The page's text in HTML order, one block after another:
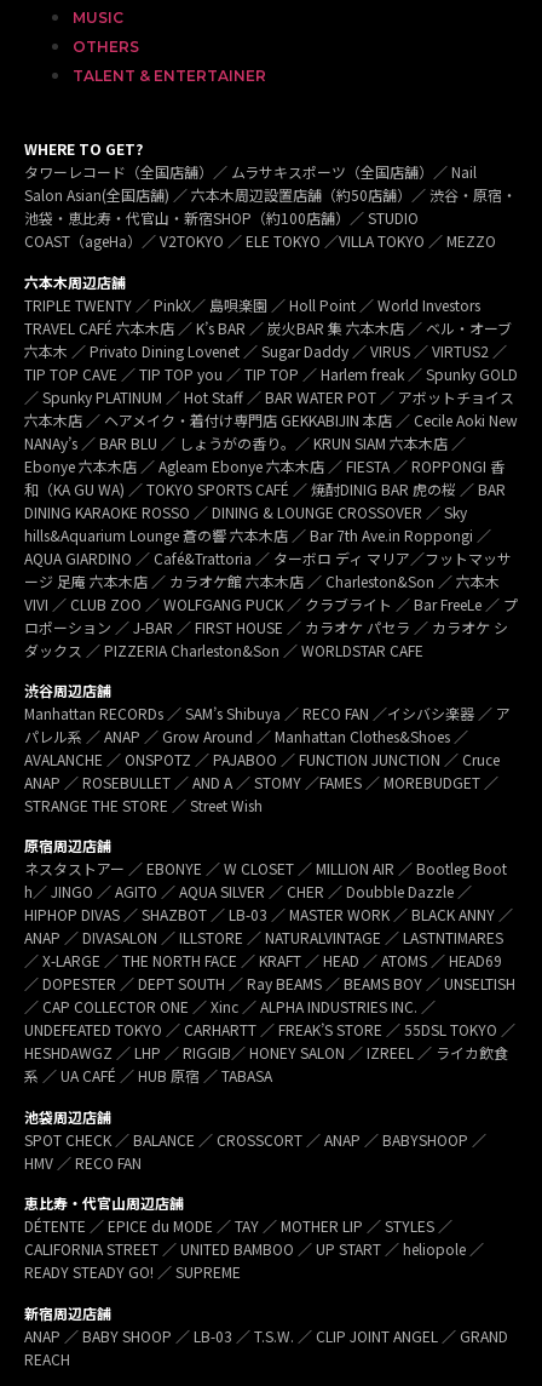
MUSIC
OTHERS
TALENT & ENTERTAINER
WHERE TO GET?
タワーレコード（全国店舗）／ ムラサキスポーツ（全国店舗）／ Nail
Salon Asian(全国店舗) ／ 六本木周辺設置店舗（約50店舗）／ 渋谷・原宿・
池袋・恵比寿・代官山・新宿SHOP（約100店舗）／ STUDIO
COAST（ageHa）／ V2TOKYO ／ ELE TOKYO ／VILLA TOKYO ／ MEZZO
六本木周辺店舗
TRIPLE TWENTY ／ PinkX／ 島唄楽園 ／ Holl Point ／ World Investors
TRAVEL CAFÉ 六本木店 ／ K’s BAR ／ 炭火BAR 集 六本木店 ／ ベル・オーブ
六本木 ／ Privato Dining Lovenet ／ Sugar Daddy ／ VIRUS ／ VIRTUS2 ／
TIP TOP CAVE ／ TIP TOP you ／ TIP TOP ／ Harlem freak ／ Spunky GOLD
／ Spunky PLATINUM ／ Hot Staff ／ BAR WATER POT ／ アボットチョイス
六本木店 ／ ヘアメイク・着付け専門店 GEKKABIJIN 本店 ／ Cecile Aoki New
NANAy’s ／ BAR BLU ／ しょうがの香り。／ KRUN SIAM 六本木店 ／
Ebonye 六本木店 ／ Agleam Ebonye 六本木店 ／ FIESTA ／ ROPPONGI 香
和（KA GU WA) ／ TOKYO SPORTS CAFÉ ／ 焼酎DINIG BAR 虎の桜 ／ BAR
DINING KARAOKE ROSSO ／ DINING & LOUNGE CROSSOVER ／ Sky
hills&Aquarium Lounge 蒼の響 六本木店 ／ Bar 7th Ave.in Roppongi ／
AQUA GIARDINO ／ Café&Trattoria ／ ターボロ ディ マリア／フットマッサ
ージ 足庵 六本木店 ／ カラオケ館 六本木店 ／ Charleston&Son ／ 六本木
VIVI ／ CLUB ZOO ／ WOLFGANG PUCK ／ クラブライト ／ Bar FreeLe ／ プ
ロポーション ／ J-BAR ／ FIRST HOUSE ／ カラオケ パセラ ／ カラオケ シ
ダックス ／ PIZZERIA Charleston&Son ／ WORLDSTAR CAFE
渋谷周辺店舗
Manhattan RECORDs ／ SAM’s Shibuya ／ RECO FAN ／イシバシ楽器 ／ ア
パレル系 ／ ANAP ／ Grow Around ／ Manhattan Clothes&Shoes ／
AVALANCHE ／ ONSPOTZ ／ PAJABOO ／ FUNCTION JUNCTION ／ Cruce
ANAP ／ ROSEBULLET ／ AND A ／ STOMY ／FAMES ／ MOREBUDGET ／
STRANGE THE STORE ／ Street Wish
原宿周辺店舗
ネスタストアー ／ EBONYE ／ W CLOSET ／ MILLION AIR ／ Bootleg Boot
h／ JINGO ／ AGITO ／ AQUA SILVER ／ CHER ／ Doubble Dazzle ／
HIPHOP DIVAS ／ SHAZBOT ／ LB-03 ／ MASTER WORK ／ BLACK ANNY ／
ANAP ／ DIVASALON ／ ILLSTORE ／ NATURALVINTAGE ／ LASTNTIMARES
／ X-LARGE ／ THE NORTH FACE ／ KRAFT ／ HEAD ／ ATOMS ／ HEAD69
／ DOPESTER ／ DEPT SOUTH ／ Ray BEAMS ／ BEAMS BOY ／ UNSELTISH
／ CAP COLLECTOR ONE ／ Xinc ／ ALPHA INDUSTRIES INC. ／
UNDEFEATED TOKYO ／ CARHARTT ／ FREAK’S STORE ／ 55DSL TOKYO ／
HESHDAWGZ ／ LHP ／ RIGGIB／ HONEY SALON ／ IZREEL ／ ライカ飲食
系 ／ UA CAFÉ ／ HUB 原宿 ／ TABASA
池袋周辺店舗
SPOT CHECK ／ BALANCE ／ CROSSCORT ／ ANAP ／ BABYSHOOP ／
HMV ／ RECO FAN
恵比寿・代官山周辺店舗
DÉTENTE ／ EPICE du MODE ／ TAY ／ MOTHER LIP ／ STYLES ／
CALIFORNIA STREET ／ UNITED BAMBOO ／ UP START ／ heliopole ／
READY STEADY GO! ／ SUPREME
新宿周辺店舗
ANAP ／ BABY SHOOP ／ LB-03 ／ T.S.W. ／ CLIP JOINT ANGEL ／ GRAND
REACH